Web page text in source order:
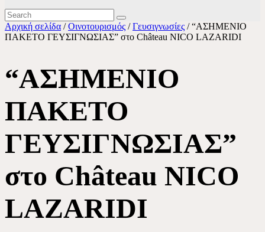
Αρχική σελίδα /Οινοτουρισμός /Γευσιγνωσίες / “ΑΣΗΜΕΝΙΟ
ΠΑΚΕΤΟ ΓΕΥΣΙΓΝΩΣΙΑΣ” στο Château NICO LAZARIDI
“ΑΣΗΜΕΝΙΟ
ΠΑΚΕΤΟ
ΓΕΥΣΙΓΝΩΣΙΑΣ”
στο Château NICO
LAZARIDI